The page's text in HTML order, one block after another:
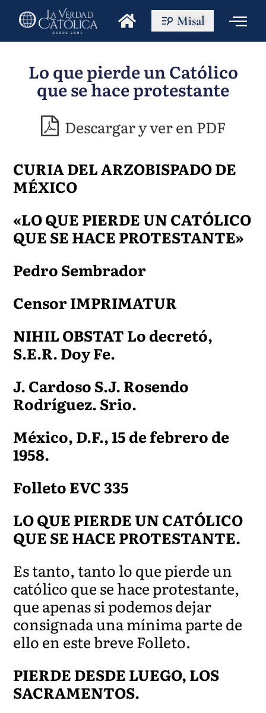
Misal
Lo que pierde un Católico
que se hace protestante
Descargar y ver en PDF
CURIA DEL ARZOBISPADO DE
MÉXICO
«LO QUE PIERDE UN CATÓLICO
QUE SE HACE PROTESTANTE»
Pedro Sembrador
Censor IMPRIMATUR
NIHIL OBSTAT Lo decretó,
S.E.R. Doy Fe.
J. Cardoso S.J. Rosendo
Rodríguez. Srio.
México, D.F., 15 de febrero de
1958.
Folleto EVC 335
LO QUE PIERDE UN CATÓLICO
QUE SE HACE PROTESTANTE.
Es tanto, tanto lo que pierde un
católico que se hace protestante,
que apenas si podemos dejar
consignada una mínima parte de
ello en este breve Folleto.
PIERDE DESDE LUEGO, LOS
SACRAMENTOS.